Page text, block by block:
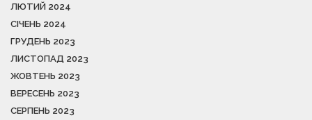
ЛЮТИЙ 2024
СІЧЕНЬ 2024
ГРУДЕНЬ 2023
ЛИСТОПАД 2023
ЖОВТЕНЬ 2023
ВЕРЕСЕНЬ 2023
СЕРПЕНЬ 2023